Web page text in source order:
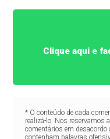
Clique aqui e
* O conteúdo de cada
realizá-lo. Nos reservamos
comentários em